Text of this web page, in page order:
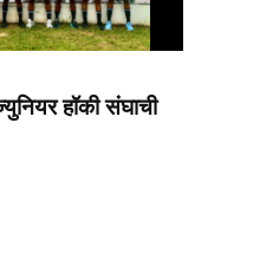
हॉकी संघाची